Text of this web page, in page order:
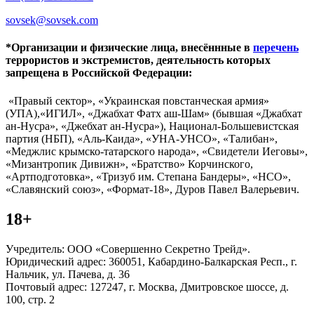
sovsek@sovsek.com
*Организации и физические лица, внесённные в перечень
террористов и экстремистов, деятельность которых
запрещена в Российской Федерации:
«Правый сектор», «Украинская повстанческая армия»
(УПА),«ИГИЛ», «Джабхат Фатх аш-Шам» (бывшая «Джабхат
ан-Нусра», «Джебхат ан-Нусра»), Национал-Большевистская
партия (НБП), «Аль-Каида», «УНА-УНСО», «Талибан»,
«Меджлис крымско-татарского народа», «Свидетели Иеговы»,
«Мизантропик Дивижн», «Братство» Корчинского,
«Артподготовка», «Тризуб им. Степана Бандеры», «НСО»,
«Славянский союз», «Формат-18», Дуров Павел Валерьевич.
18+
Учредитель: ООО «Совершенно Секретно Трейд».
Юридический адрес: 360051, Кабардино-Балкарская Респ., г.
Нальчик, ул. Пачева, д. 36
Почтовый адрес: 127247, г. Москва, Дмитровское шоссе, д.
100, стр. 2